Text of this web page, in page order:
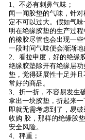
1、不必有刺鼻气味；
闻一闻胶垫的气味，针
定不可以过大。假如气
明在绝缘胶垫的生产过
的橡胶尽管也会出现一
一段时间气味便会渐渐地
2、看拉申度，好的绝缘
绝缘胶垫除开有绝缘层
垫，觉得延展性十足并
常好的商品。
3、折一折，不容易发生
拿出一块胶垫，折起来
即就无需考虑到了，易
收购 胶，那样的绝缘胶
安全风险。
4、秤重；